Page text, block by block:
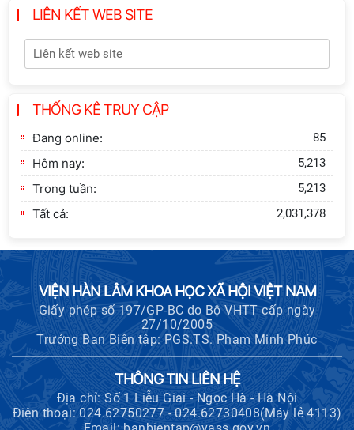
Khai quật công trường khai thác đá
Tôn
Viện Hàn lâm Khoa học xã hội Việt
Nam và Tỉnh ủy Cao Bằng
LIÊN KẾT WEB SITE
THỐNG KÊ TRUY CẬP
Đang online: 85
Hôm nay: 5,213
Trong tuần: 5,213
Tất cả: 2,031,378
VIỆN HÀN LÂM KHOA HỌC XÃ HỘI VIỆT NAM
Giấy phép số 197/GP-BC do Bộ VHTT cấp ngày
27/10/2005
Trưởng Ban Biên tập: PGS.TS. Phạm Minh Phúc
THÔNG TIN LIÊN HỆ
Địa chỉ: Số 1 Liễu Giai - Ngọc Hà - Hà Nội
Điện thoại: 024.62750277 - 024.62730408(Máy lẻ 4113)